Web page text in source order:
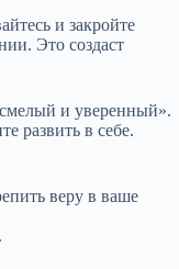
и закройте
Это создаст
и уверенный».
развить в себе.
веру в ваше